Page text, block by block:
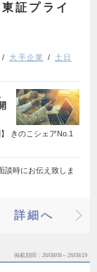
証プライ
大手企業
土日
きのこシェアNo.1
談時にお伝え致しま
詳細へ
掲載期間 26/08/06～26/08/19